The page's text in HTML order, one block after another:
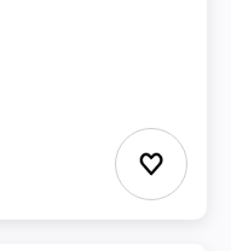
Ajouter